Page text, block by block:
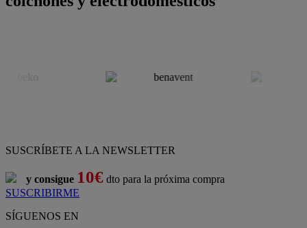
SUSCRÍBETE A LA NEWSLETTER
y consigue 10€ dto para la próxima compra
SUSCRIBIRME
SÍGUENOS EN